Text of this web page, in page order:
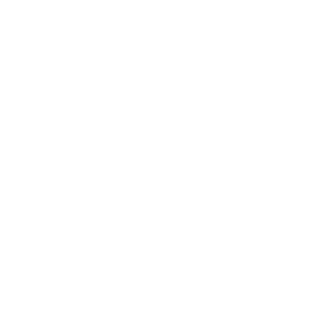
er til rådighed på stedet.
Nature Park - 19,1 km Salder
St. Cosmas und Damian -
Arkaden Braunschweig - 22,7 km